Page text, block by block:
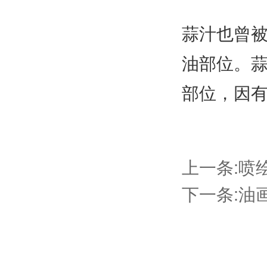
蒜汁也曾
油部位。
部位，因
上一条:喷
下一条:油